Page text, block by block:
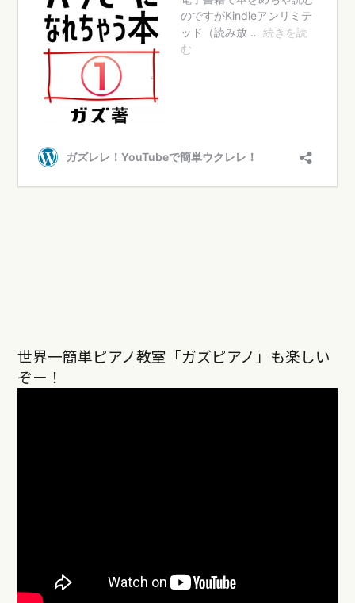
世界一簡単ピアノ教室「ガズピアノ」も楽しい
ぞー！